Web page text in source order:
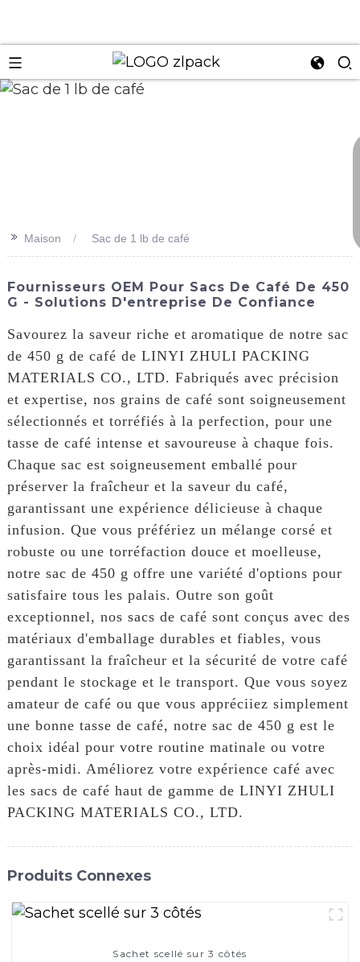
>> Maison Sac de 1 lb de café
Fournisseurs OEM Pour Sacs De Café De 450
G - Solutions D'entreprise De Confiance
Savourez la saveur riche et aromatique de notre sac
de 450 g de café de LINYI ZHULI PACKING
MATERIALS CO., LTD. Fabriqués avec précision
et expertise, nos grains de café sont soigneusement
sélectionnés et torréfiés à la perfection, pour une
tasse de café intense et savoureuse à chaque fois.
Chaque sac est soigneusement emballé pour
préserver la fraîcheur et la saveur du café,
garantissant une expérience délicieuse à chaque
infusion. Que vous préfériez un mélange corsé et
robuste ou une torréfaction douce et moelleuse,
notre sac de 450 g offre une variété d'options pour
satisfaire tous les palais. Outre son goût
exceptionnel, nos sacs de café sont conçus avec des
matériaux d'emballage durables et fiables, vous
garantissant la fraîcheur et la sécurité de votre café
pendant le stockage et le transport. Que vous soyez
amateur de café ou que vous appréciiez simplement
une bonne tasse de café, notre sac de 450 g est le
choix idéal pour votre routine matinale ou votre
après-midi. Améliorez votre expérience café avec
les sacs de café haut de gamme de LINYI ZHULI
PACKING MATERIALS CO., LTD.
Produits Connexes
Sachet scellé sur 3 côtés